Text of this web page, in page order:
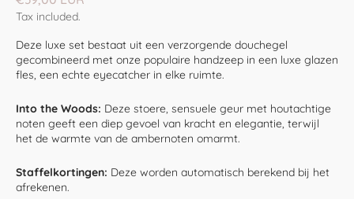
price
Tax included.
Deze luxe set bestaat uit een verzorgende douchegel
gecombineerd met onze populaire handzeep in een luxe glazen
fles, een echte eyecatcher in elke ruimte.
Into the Woods: Deze stoere, sensuele geur met houtachtige
noten geeft een diep gevoel van kracht en elegantie, terwijl
het de warmte van de ambernoten omarmt.
Staffelkortingen: Deze worden automatisch berekend bij het
afrekenen.